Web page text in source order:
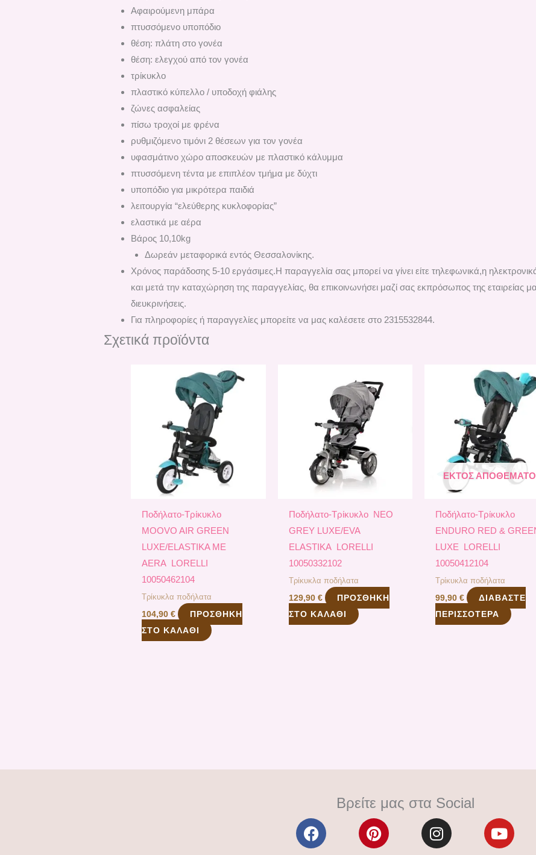
Αφαιρούμενη μπάρα
πτυσσόμενο υποπόδιο
θέση: πλάτη στο γονέα
θέση: ελεγχού από τον γονέα
τρίκυκλο
πλαστικό κύπελλο / υποδοχή φιάλης
ζώνες ασφαλείας
πίσω τροχοί με φρένα
ρυθμιζόμενο τιμόνι 2 θέσεων για τον γονέα
υφασμάτινο χώρο αποσκευών με πλαστικό κάλυμμα
πτυσσόμενη τέντα με επιπλέον τμήμα με δύχτι
υποπόδιο για μικρότερα παιδιά
λειτουργία “ελεύθερης κυκλοφορίας”
ελαστικά με αέρα
Βάρος 10,10kg
Δωρεάν μεταφορικά εντός Θεσσαλονίκης.
Χρόνος παράδοσης 5-10 εργάσιμες.H παραγγελία σας μπορεί να γίνει είτε τηλεφωνικά,η
και μετά την καταχώρηση της παραγγελίας, θα επικοινωνήσει μαζί σας εκπρόσωπος της εταιρείας
διευκρινήσεις.
Για πληροφορίες ή παραγγελίες μπορείτε να μας καλέσετε στο 2315532844.
Σχετικά προϊόντα
Ποδήλατο-Τρίκυκλο
MOOVO AIR GREEN
LUXE/ELASTIKA ME
AERA LORELLI
10050462104
Τρίκυκλα ποδήλατα
104,90€
ΠΡΟΣΘΉΚΗ
ΣΤΟ ΚΑΛΆΘΙ
Ποδήλατο-Τρίκυκλο ΝΕΟ
GREY LUXE/EVA
ELASTIKA LORELLI
10050332102
Τρίκυκλα ποδήλατα
129,90 €
ΠΡΟΣΘΉΚΗ
ΣΤΟ ΚΑΛΆΘΙ
ΕΚΤΌΣ
Ποδήλατο-Τρίκυκλο
ΕΝDURO RED &
LUXE LORELLI
10050412104
Τρίκυκλα ποδήλατα
99,90€
ΔΙΑΒΆΣΤΕ
ΠΕΡΙΣΣΌΤΕΡΑ
Βρείτε μας στα Social
F
a
P
i
I
n
Y
o